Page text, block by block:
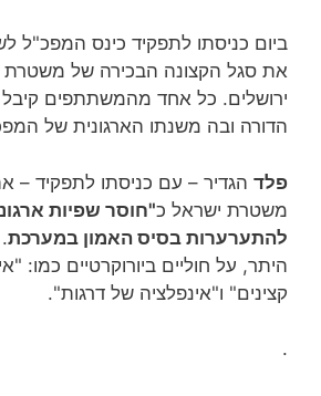
ביום כניסתו לתפקיד כינס המפכ"ל
את סגל הקצונה הבכירה של משטרת
ירושלים. כל אחד מהמשתתפים
הדורה ובה משנתו הארגונית של
פלד הגדיר – עם כניסתו לתפקיד
משטרת ישראל כ"חוסר שפיות
להתערערות בסיס האמון במערכת
היתר, על חוליים ביורוקרטיים כמו:
קצינים" ו"אינפלציה של דרגות".
.